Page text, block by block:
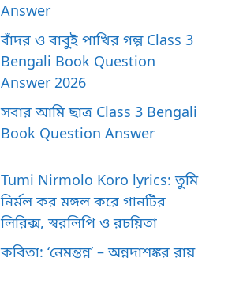
Answer
বাঁদর ও বাবুই পাখির গল্প Class 3
Bengali Book Question
Answer 2026
সবার আমি ছাত্র Class 3 Bengali
Book Question Answer
Tumi Nirmolo Koro lyrics: তুমি
নির্মল কর মঙ্গল করে গানটির
লিরিক্স, স্বরলিপি ও রচয়িতা
কবিতা: ‘নেমন্তন্ন’ – অন্নদাশঙ্কর রায়